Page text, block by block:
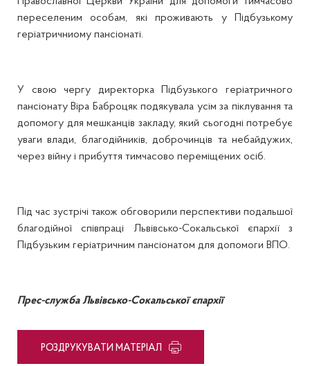
переселеним особам, які проживають у Підбузькому
геріатричниому пансіонаті.
У свою чергу директорка Підбузького геріатричного
пансіонату Віра Баброцяк подякувала усім за піклування та
допомогу для мешканців закладу, який сьогодні потребує
уваги влади, благодійників, доброчинців та небайдужих,
через війну і прибуття тимчасово переміщених осіб.
Під час зустрічі також обговорили перспективи подальшої
благодійної співпраці Львівсько-Сокальської єпархії з
Підбузьким геріатричним пансіонатом для допомоги ВПО.
Прес-служба Львівсько-Сокальської єпархії
PОЗДРУКУВАТИ МАТЕРІАЛ